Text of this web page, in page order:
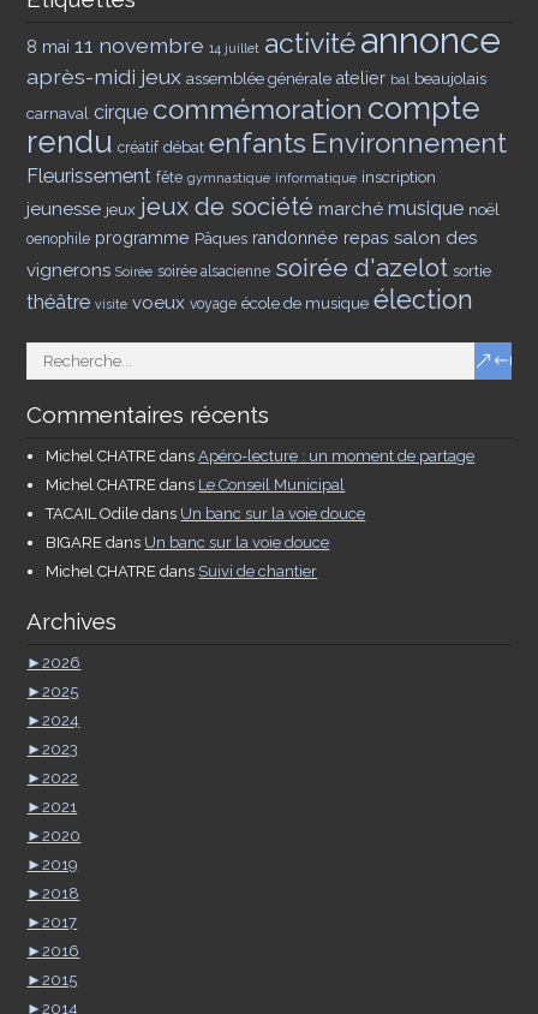
8 mai 11 novembre 14 juillet activitéannonce
après-midi jeux assemblée générale atelier bal beaujolais
carnaval cirque commémoration compte
rendu créatif débat enfants Environnement
Fleurissement fête gymnastique informatique inscription
jeunesse jeux jeux de société marché musique noël
oenophile programme Pâques randonnée repas salon des
vignerons Soirée soirée alsacienne soirée d'azelot sortie
théâtre visite voeux voyage école de musique élection
Commentaires récents
Michel CHATRE dansApéro-lecture : un moment de partage
Michel CHATRE dans Le Conseil Municipal
TACAIL Odile dans Un banc sur la voie douce
BIGARE dans Un banc sur la voie douce
Michel CHATRE dans Suivi de chantier
Archives
►2026
►2025
►2024
►2023
►2022
►2021
►2020
►2019
►2018
►2017
►2016
►2015
►2014